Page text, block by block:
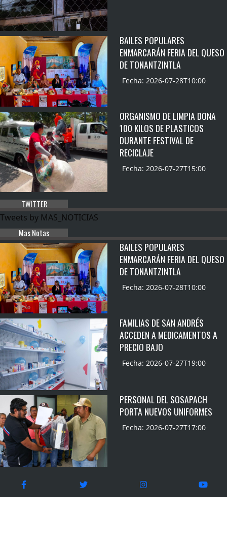
BAILES POPULARES
ENMARCARÁN FERIA DEL QUESO
DE TONANTZINTLA
Fecha: 2026-07-28T10:00
ORGANISMO DE LIMPIA DONA
100 KILOS DE PLASTICOS
DURANTE FESTIVAL DE
RECICLAJE
Fecha: 2026-07-27T15:00
TWITTER
Tweets by MAS_NOTICIAS
Mas Notas
BAILES POPULARES
ENMARCARÁN FERIA DEL QUESO
DE TONANTZINTLA
Fecha: 2026-07-28T10:00
FAMILIAS DE SAN ANDRÉS
ACCEDEN A MEDICAMENTOS A
PRECIO BAJO
Fecha: 2026-07-27T19:00
PERSONAL DEL SOSAPACH
PORTA NUEVOS UNIFORMES
Fecha: 2026-07-27T17:00